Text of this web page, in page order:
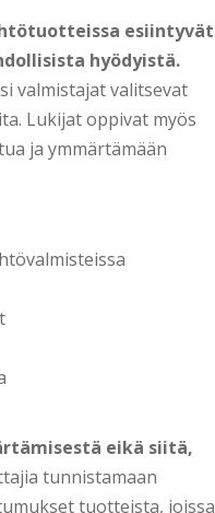
esiintyvät
hyödyistä.
valmistajat valitsevat
Lukijat oppivat myös
ja ymmärtämään
eikä siitä,
tunnistamaan
tuotteista, joissa